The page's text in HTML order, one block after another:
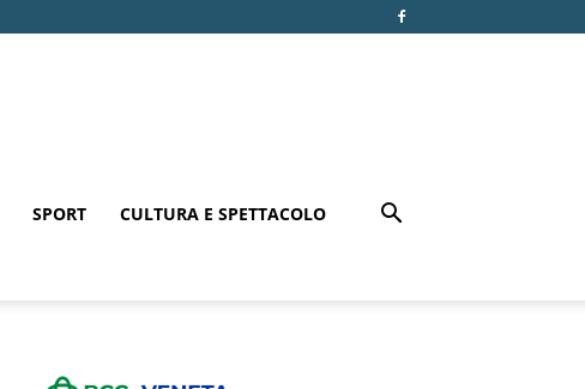
SPORT CULTURA E SPETTACOLO